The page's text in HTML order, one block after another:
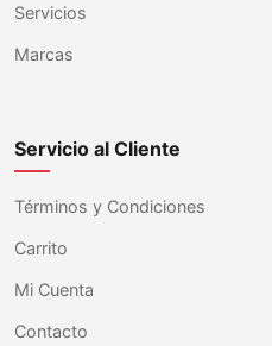
Servicios
Marcas
Servicio al Cliente
Términos y Condiciones
Carrito
Mi Cuenta
Contacto